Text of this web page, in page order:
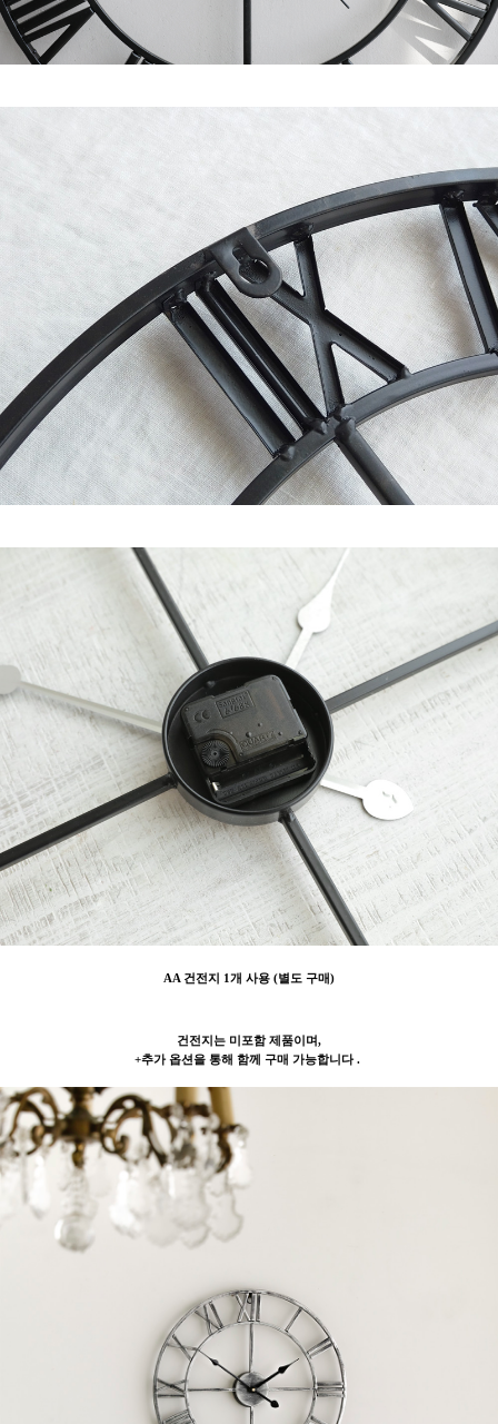
AA 건전지 1개 사용 (별도 구매)
건전지는 미포함 제품이며,
+추가 옵션을 통해 함께 구매 가능합니다 .